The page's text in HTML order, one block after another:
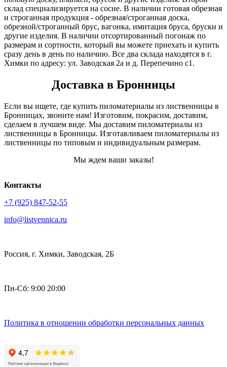
склад специализируется на сосне. В наличии готовая обрезная
и строганная продукция - обрезная/строганная доска,
обрезной/строганный брус, вагонка, имитация бруса, бруски и
другие изделия. В наличии отсортированный погонаж по
размерам и сортности, который вы можете приехать и купить
сразу день в день по наличию. Все два склада находятся в г.
Химки по адресу: ул. Заводская 2а и д. Перепечино с1.
Доставка в Бронницы
Если вы ищете, где купить пиломатериалы из лиственницы в
Бронницах, звоните нам! Изготовим, покрасим, доставим,
сделаем в лучшем виде. Мы доставим пиломатериалы из
лиственницы в Бронницы. Изготавливаем пиломатериалы из
лиственницы по типовым и индивидуальным размерам.
Мы ждем ваши заказы!
Контакты
+7 (925) 847-52-55
info@listvennica.ru
Россия, г. Химки, Заводская, 2Б
Пн-Сб: 9:00 20:00
Политика в отношении обработки персональных данных